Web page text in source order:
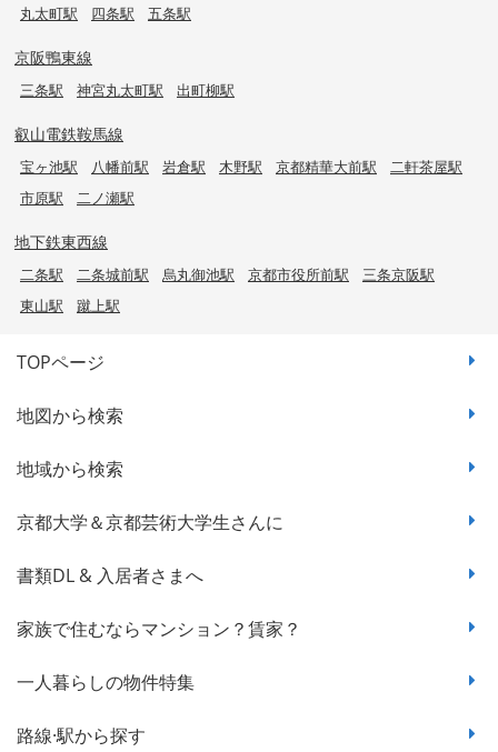
丸太町駅
四条駅 五条駅
京阪鴨東線
三条駅 神宮丸太町駅 出町柳駅
叡山電鉄鞍馬線
宝ヶ池駅 八幡前駅 岩倉駅 木野駅 京都精華大前駅
二軒茶屋駅
市原駅
二ノ瀬駅
地下鉄東西線
二条駅 二条城前駅 烏丸御池駅 京都市役所前駅
三条京阪駅
東山駅
蹴上駅
TOPページ
地図から検索
地域から検索
京都大学＆京都芸術大学生さんに
書類DL & 入居者さまへ
家族で住むならマンション？賃家？
一人暮らしの物件特集
路線·駅から探す